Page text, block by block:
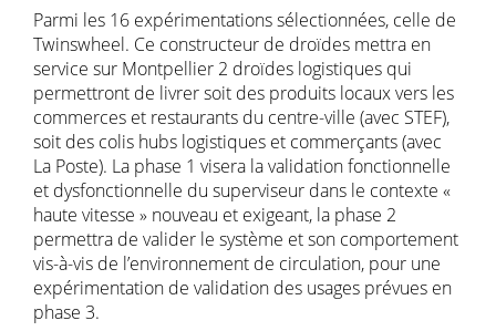
Parmi les 16 expérimentations sélectionnées, celle de
Twinswheel. Ce constructeur de droïdes mettra en
service sur Montpellier 2 droïdes logistiques qui
permettront de livrer soit des produits locaux vers les
commerces et restaurants du centre-ville (avec STEF),
soit des colis hubs logistiques et commerçants (avec
La Poste). La phase 1 visera la validation fonctionnelle
et dysfonctionnelle du superviseur dans le contexte «
haute vitesse » nouveau et exigeant, la phase 2
permettra de valider le système et son comportement
vis-à-vis de l’environnement de circulation, pour une
expérimentation de validation des usages prévues en
phase 3.